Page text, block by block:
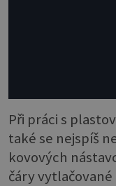
Při práci s
také se nejspíš
kovových
čáry